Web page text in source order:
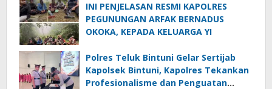
INI PENJELASAN RESMI KAPOLRES
PEGUNUNGAN ARFAK BERNADUS
OKOKA, KEPADA KELUARGA YI
Polres Teluk Bintuni Gelar Sertijab
Kapolsek Bintuni, Kapolres Tekankan
Profesionalisme dan Penguatan